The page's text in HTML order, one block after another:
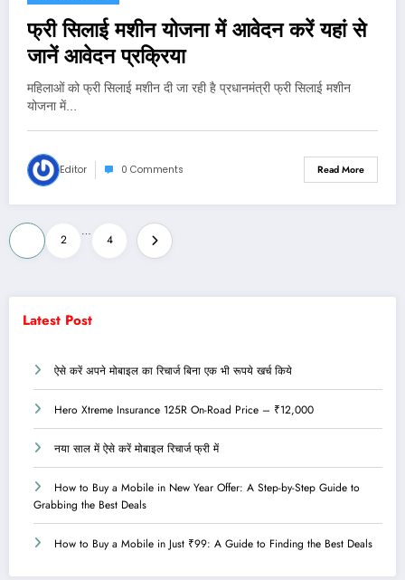
फ्री सिलाई मशीन योजना में आवेदन करें यहां से
जानें आवेदन प्रक्रिया
महिलाओं को फ्री सिलाई मशीन दी जा रही है प्रधानमंत्री फ्री सिलाई मशीन
योजना में…
Editor 0 Comments Read More
Posts
pagination
2
…
4
Latest Post
ऐसे करें अपने मोबाइल का रिचार्ज बिना एक भी रूपये खर्च किये
Hero Xtreme Insurance 125R On-Road Price – ₹12,000
नया साल में ऐसे करें मोबाइल रिचार्ज फ्री में
How to Buy a Mobile in New Year Offer: A Step-by-Step Guide to
Grabbing the Best Deals
How to Buy a Mobile in Just ₹99: A Guide to Finding the Best Deals